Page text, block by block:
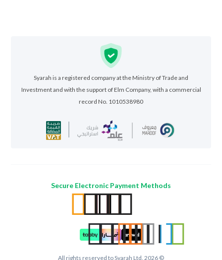
Syarah is a registered company at the Ministry of Trade and
Investment and with the support of Elm Company, with a commercial
record No. 1010538980
Secure Electronic Payment Methods
All rights reserved to Syarah Ltd. 2026 ©